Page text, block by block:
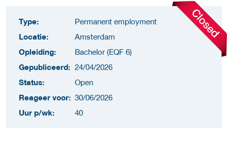
Type:
Permanent employment
Locatie:
Amsterdam
Opleiding:
Bachelor (EQF 6)
Gepubliceerd: 24/04/2026
Status:
Open
Reageer voor: 30/06/2026
Uur p/wk:
40